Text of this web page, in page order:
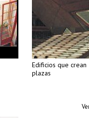
Edificios que crean
plazas